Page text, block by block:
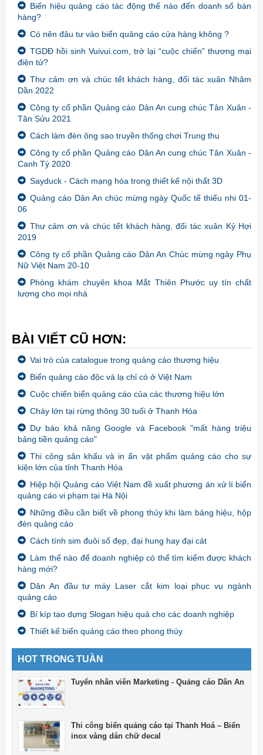
Biển hiệu quảng cáo tác động thế nào đến doanh số bán
hàng?
Có nên đâu tư vào biển quảng cáo cửa hàng không ?
TGDĐ hồi sinh Vuivui.com, trở lại “cuộc chiến” thương mại
điện tử?
Thư cảm ơn và chúc tết khách hàng, đối tác xuân Nhâm
Dần 2022
Công ty cổ phần Quảng cáo Dân An cung chúc Tân Xuân -
Tân Sửu 2021
Cách làm đèn ông sao truyền thống chơi Trung thu
Công ty cổ phần Quảng cáo Dân An cung chúc Tân Xuân -
Canh Tý 2020
Sayduck - Cách mạng hóa trong thiết kế nội thất 3D
Quảng cáo Dân An chúc mừng ngày Quốc tế thiếu nhi 01-
06
Thư cảm ơn và chúc tết khách hàng, đối tác xuân Kỷ Hợi
2019
Công ty cổ phần Quảng cáo Dân An Chúc mừng ngày Phụ
Nữ Việt Nam 20-10
Phòng khám chuyên khoa Mắt Thiên Phước uy tín chất
lượng cho mọi nhà
BÀI VIẾT CŨ HƠN:
Vai trò của catalogue trong quảng cáo thương hiệu
Biển quảng cáo độc và lạ chỉ có ở Việt Nam
Cuộc chiến biển quảng cáo của các thương hiệu lớn
Cháy lớn tại rừng thông 30 tuổi ở Thanh Hóa
Dự báo khả năng Google và Facebook "mất hàng triệu
bảng tiền quảng cáo"
Thi công sân khấu và in ấn vật phẩm quảng cáo cho sự
kiện lớn của tỉnh Thanh Hóa
Hiệp hội Quảng cáo Việt Nam đề xuất phương án xử lí biển
quảng cáo vi phạm tại Hà Nội
Những điều cần biết về phong thủy khi làm bảng hiệu, hộp
đèn quảng cáo
Cách tính sim đuôi số đẹp, đại hung hay đại cát
Làm thế nào để doanh nghiệp có thể tìm kiếm được khách
hàng mới?
Dân An đầu tư máy Laser cắt kim loại phục vụ ngành
quảng cáo
Bí kíp tạo dựng Slogan hiệu quả cho các doanh nghiệp
Thiết kế biển quảng cáo theo phong thủy
HOT TRONG TUẦN
Tuyển nhân viên Marketing - Quảng cáo Dân An
Thi công biển quảng cáo tại Thanh Hoá – Biển
inox vàng dán chữ decal